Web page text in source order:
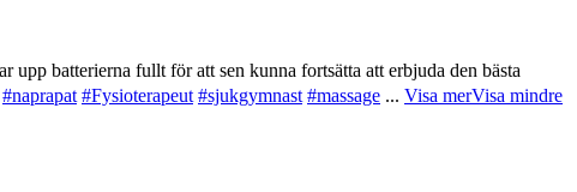
batterierna fullt för att sen kunna fortsätta att erbjuda den bästa
#naprapat #Fysioterapeut #sjukgymnast #massage ... Visa merVisa mindre